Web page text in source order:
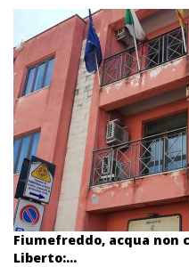
Fiumefreddo, acqua non
Liberto:...